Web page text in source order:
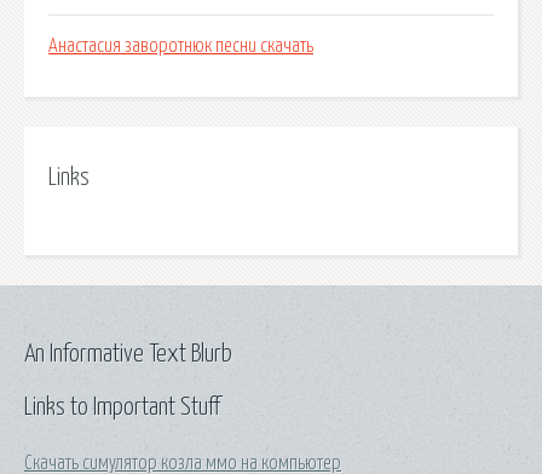
Анастасия заворотнюк песни скачать
Links
Links to Important Stuff
Скачать симулятор козла ммо на компьютер
An Informative Text Blurb